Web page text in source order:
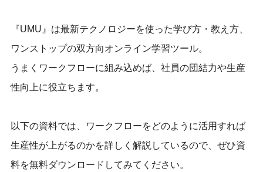
『UMU』は最新テクノロジーを使った学び方・教え方、
ワンストップの双方向オンライン学習ツール。
うまくワークフローに組み込めば、社員の団結力や生産
性向上に役立ちます。
以下の資料では、ワークフローをどのように活用すれば
生産性が上がるのかを詳しく解説しているので、ぜひ資
料を無料ダウンロードしてみてください。